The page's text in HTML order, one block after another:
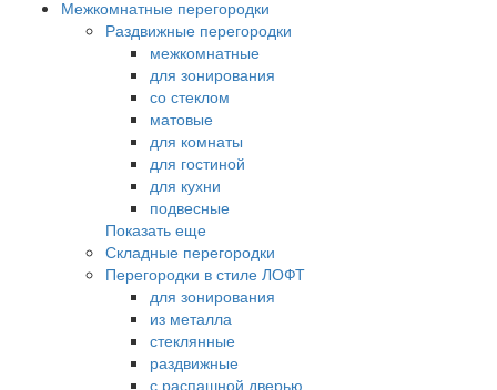
Межкомнатные перегородки
Раздвижные перегородки
межкомнатные
для зонирования
со стеклом
матовые
для комнаты
для гостиной
для кухни
подвесные
Показать еще
Складные перегородки
Перегородки в стиле ЛОФТ
для зонирования
из металла
стеклянные
раздвижные
с распашной дверью